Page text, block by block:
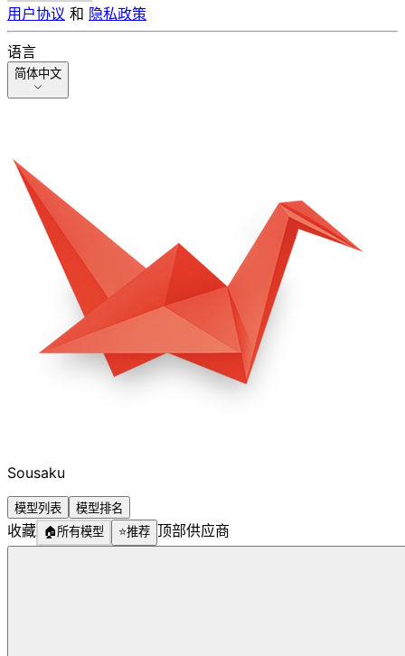
用户协议 和 隐私政策
语言
简体中文
Sousaku
模型列表 模型排名
收藏 🏠所有模型 ⭐推荐 顶部供应商